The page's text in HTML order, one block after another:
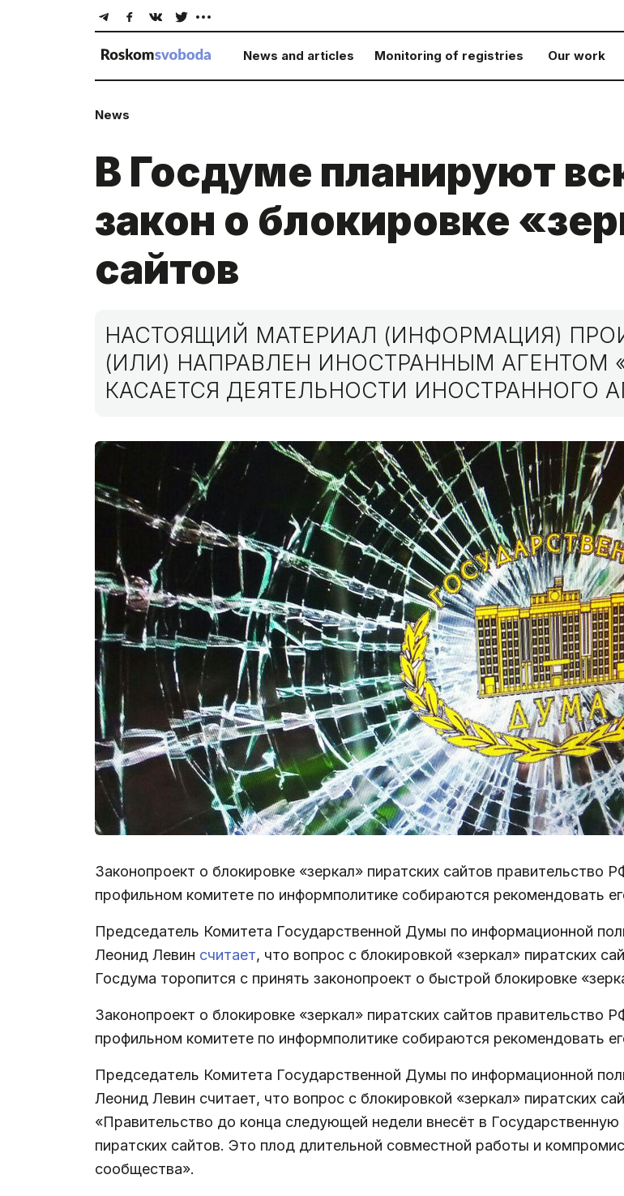
News and articles Monitoring of registries Our work
News
В Госдуме планируют
закон о блокировке
сайтов
НАСТОЯЩИЙ МАТЕРИАЛ (ИНФОРМАЦИЯ)
(ИЛИ) НАПРАВЛЕН ИНОСТРАННЫМ АГЕНТОМ
КАСАЕТСЯ ДЕЯТЕЛЬНОСТИ ИНОСТРАННОГО
Законопроект о блокировке «зеркал» пиратских сайтов
профильном комитете по информполитике собираются рекомендовать
Председатель Комитета Государственной Думы по информационной
Леонид Левин считает, что вопрос с блокировкой «зеркал» пиратских
Госдума торопится с принять законопроект о быстрой блокировке
Законопроект о блокировке «зеркал» пиратских сайтов
профильном комитете по информполитике собираются рекомендовать
Председатель Комитета Государственной Думы по информационной
Леонид Левин считает, что вопрос с блокировкой «зеркал» пиратских
«Правительство до конца следующей недели внесёт в
пиратских сайтов. Это плод длительной совместной работы и
сообщества».